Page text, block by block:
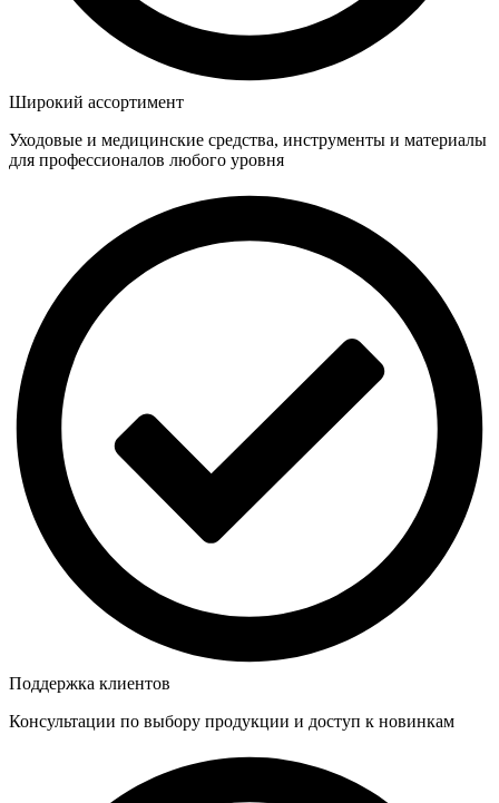
Широкий ассортимент
Уходовые и медицинские средства, инструменты и материалы
для профессионалов любого уровня
Поддержка клиентов
Консультации по выбору продукции и доступ к новинкам